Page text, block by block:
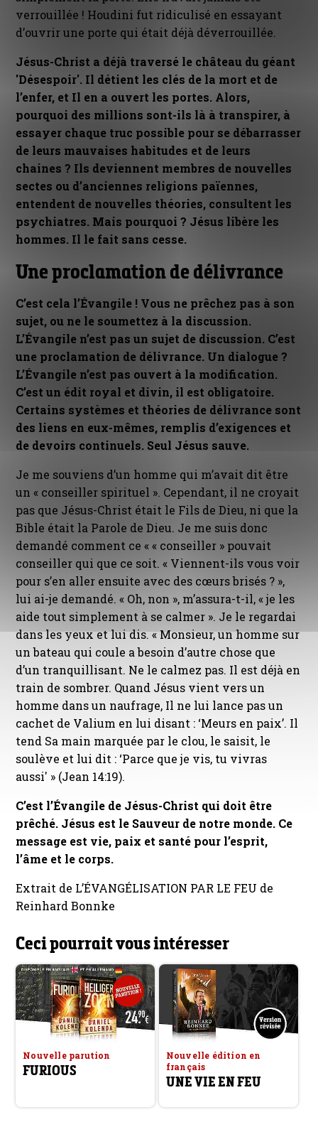
verrouillée ! Houdini fut ridiculisé en essayant
d’ouvrir une porte qui était déjà déverrouillée.
Jésus-Christ a déjà traversé le château du géant
'Désespoir'. Il détient les clés de la mort et de
l’enfer, et Il en a ouvert les portes. Alors,
pourquoi des millions sont-ils là à transpirer, à
essayer chaque truc possible pour se débarrasser
de leurs mauvaises habitudes et de leurs
chaines ? Ils deviennent membres de nouvelles
sectes ou d’anciennes religions païennes,
entendent de nouvelles théories, consultent les
psychiatres. Mais pourquoi ? Jésus libère les
hommes. Il le fait sans cesse.
Une proclamation de délivrance
C’est cela l’Évangile ! Vous ne prêchez pas à son
sujet, ou ne le soumettez à la discussion.
L’Évangile n’est pas un sujet de discussion. C’est
une proclamation de délivrance. Un dialogue ?
L’Évangile n’est pas ouvert à la modification.
C’est un édit royal et divin, il est obligatoire.
Certains systèmes et théories de délivrance sont
des liens en eux-mêmes, remplis d’exigences et
de devoirs continuels. Seul Jésus sauve.
Je me souviens d’un homme qui m’avait dit être
un « conseiller spirituel ». Cependant, il ne croyait
pas que Jésus-Christ était le Fils de Dieu, ni que la
Bible était la Parole de Dieu. Je me suis donc
demandé comment ce « « conseiller » pouvait
conseiller qui que ce soit. « Viennent-ils vous voir
pour s’en aller ensuite avec des cœurs brisés ? »,
lui ai-je demandé. « Oh, non », m’assura-t-il, « je les
aide tout simplement à se calmer ». Je le regardai
dans les yeux et lui dis. « Monsieur, un homme sur
un bateau qui coule a besoin d’autre chose que
d’un tranquillisant. Ne le calmez pas. Il est déjà en
train de sombrer. Quand Jésus vient vers un
homme dans un naufrage, Il ne lui lance pas un
cachet de Valium en lui disant : ‘Meurs en paix’. Il
tend Sa main marquée par le clou, le saisit, le
soulève et lui dit : ‘Parce que je vis, tu vivras
aussi' » (Jean 14:19).
C’est l’Évangile de Jésus-Christ qui doit être
prêché. Jésus est le Sauveur de notre monde. Ce
message est vie, paix et santé pour l’esprit,
l’âme et le corps.
Extrait de L’ÉVANGÉLISATION PAR LE FEU de
Reinhard Bonnke
Ceci pourrait vous intéresser
Nouvelle parution
FURIOUS
Nouvelle édition en
français
UNE VIE EN FEU